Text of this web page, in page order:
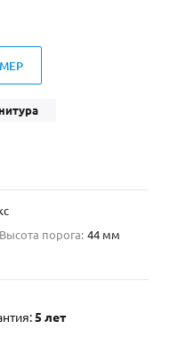
Высота порога: 44 мм
5 лет